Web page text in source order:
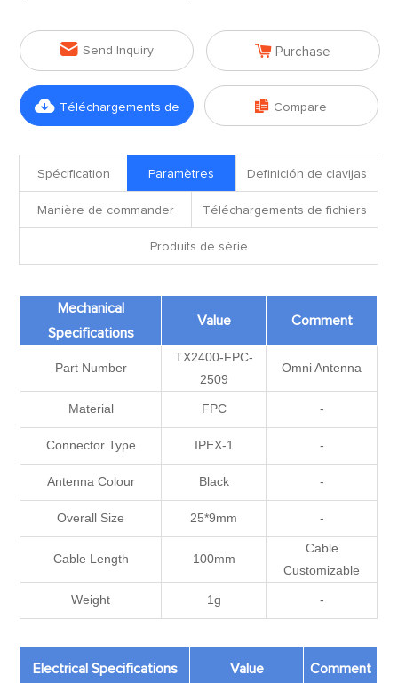
 Send Inquiry  Purchase
 Téléchargements de  Compare
Spécification Paramètres Definición de clavijas
Manière de commander Téléchargements de fichiers
Produits de série
Mechanical
Specifications
Value Comment
Part Number
TX2400-FPC-
2509
Omni Antenna
Material FPC -
Connector Type IPEX-1 -
Antenna Colour Black -
Overall Size 25*9mm -
Cable Length 100mm
Cable
Customizable
Weight 1g -
Electrical Specifications Value Comment